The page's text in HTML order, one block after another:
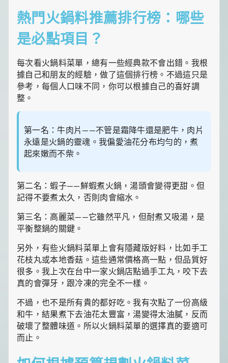
熱門火鍋料推薦排行榜：哪些
是必點項目？
每次看火鍋料菜單，總有一些經典款不會出錯。我根
據自己和朋友的經驗，做了這個排行榜。不過這只是
參考，每個人口味不同，你可以根據自己的喜好調
整。
第一名：牛肉片——不管是霜降牛還是肥牛，肉片
永遠是火鍋的靈魂。我偏愛油花分布均勻的，煮
起來嫩而不柴。
第二名：蝦子——鮮蝦煮火鍋，湯頭會變得更甜。但
記得不要煮太久，否則肉會縮水。
第三名：高麗菜——它雖然平凡，但耐煮又吸湯，是
平衡整鍋的關鍵。
另外，有些火鍋料菜單上會有隱藏版好料，比如手工
花枝丸或本地香菇。這些通常價格高一點，但品質好
很多。我上次在台中一家火鍋店點過手工丸，咬下去
真的會彈牙，跟冷凍的完全不一樣。
不過，也不是所有貴的都好吃。我有次點了一份高級
和牛，結果煮下去油花太豐富，湯變得太油膩，反而
破壞了整體味道。所以火鍋料菜單的選擇真的要適可
而止。